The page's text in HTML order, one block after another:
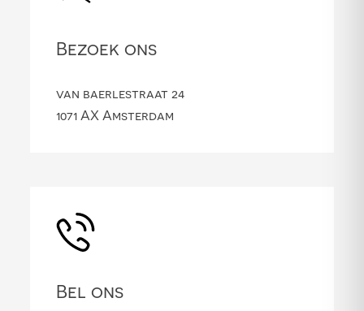
Bezoek ons
van baerlestraat 24
1071 AX Amsterdam
Bel ons